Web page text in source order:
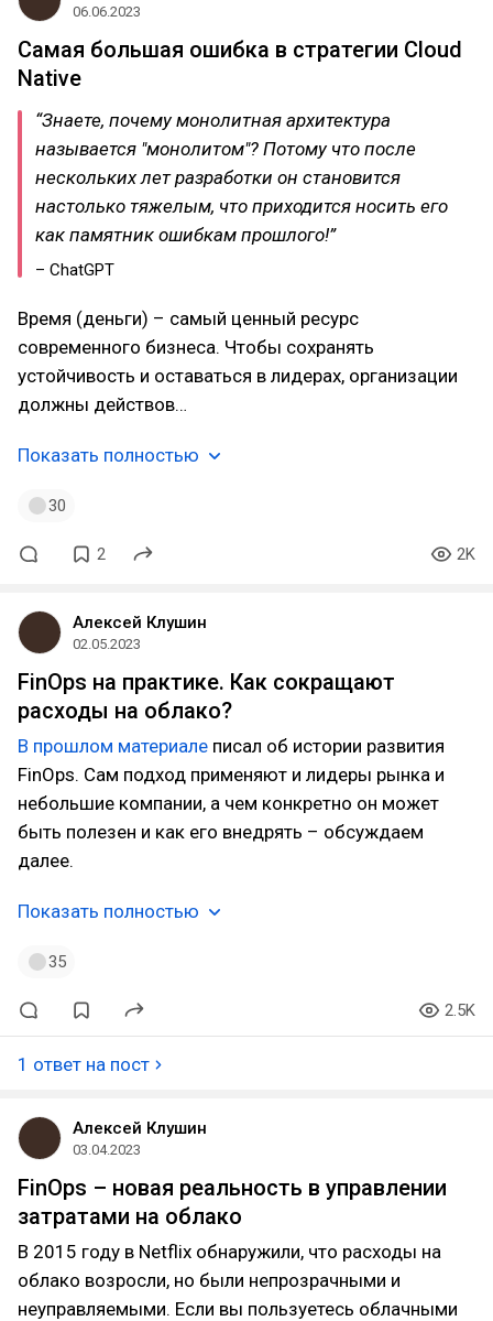
06.06.2023
Самая большая ошибка в стратегии Cloud
Native
“Знаете, почему монолитная архитектура
называется "монолитом"? Потому что после
нескольких лет разработки он становится
настолько тяжелым, что приходится носить его
как памятник ошибкам прошлого!”
– ChatGPT
Время (деньги) – самый ценный ресурс
современного бизнеса. Чтобы сохранять
устойчивость и оставаться в лидерах, организации
должны действов…
Показать полностью
30
2 2K
Алексей Клушин
02.05.2023
FinOps на практике. Как сокращают
расходы на облако?
В прошлом материале писал об истории развития
FinOps. Сам подход применяют и лидеры рынка и
небольшие компании, а чем конкретно он может
быть полезен и как его внедрять – обсуждаем
далее.
Показать полностью
35
2.5K
1 ответ на пост
Алексей Клушин
03.04.2023
FinOps – новая реальность в управлении
затратами на облако
В 2015 году в Netflix обнаружили, что расходы на
облако возросли, но были непрозрачными и
неуправляемыми. Если вы пользуетесь облачными